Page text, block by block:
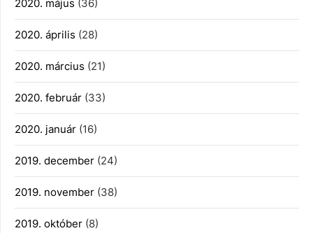
2020. május (36)
2020. április (28)
2020. március (21)
2020. február (33)
2020. január (16)
2019. december (24)
2019. november (38)
2019. október (8)